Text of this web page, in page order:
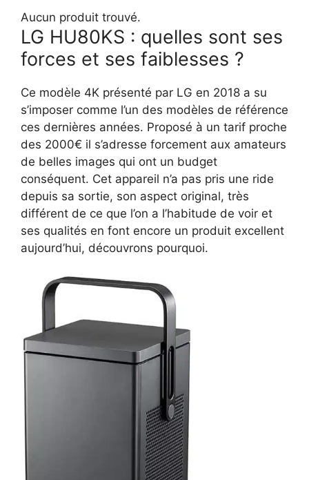
Aucun produit trouvé.
LG HU80KS : quelles sont ses
forces et ses faiblesses ?
Ce modèle 4K présenté par LG en 2018 a su
s’imposer comme l’un des modèles de référence
ces dernières années. Proposé à un tarif proche
des 2000€ il s’adresse forcement aux amateurs
de belles images qui ont un budget
conséquent. Cet appareil n’a pas pris une ride
depuis sa sortie, son aspect original, très
différent de ce que l’on a l’habitude de voir et
ses qualités en font encore un produit excellent
aujourd’hui, découvrons pourquoi.